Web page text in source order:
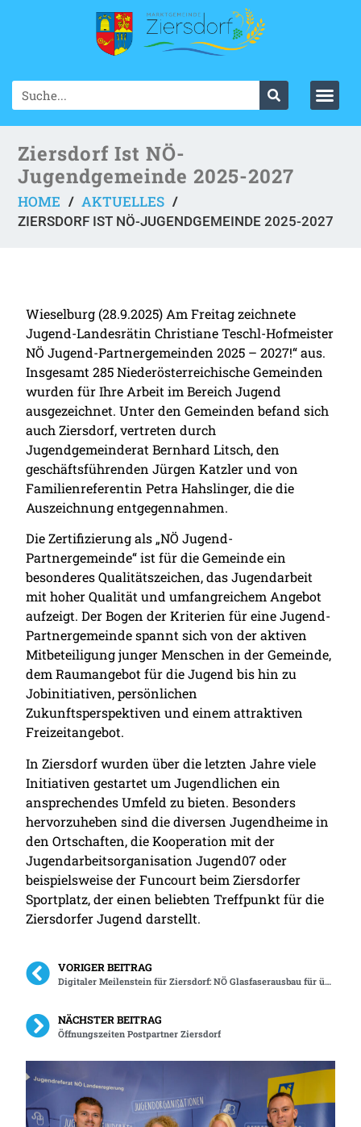
Ziersdorf Ist NÖ-
Jugendgemeinde 2025-2027
HOME / AKTUELLES /
ZIERSDORF IST NÖ-JUGENDGEMEINDE 2025-2027
Wieselburg (28.9.2025) Am Freitag zeichnete
Jugend-Landesrätin Christiane Teschl-Hofmeister
NÖ Jugend-Partnergemeinden 2025 – 2027!“ aus.
Insgesamt 285 Niederösterreichische Gemeinden
wurden für Ihre Arbeit im Bereich Jugend
ausgezeichnet. Unter den Gemeinden befand sich
auch Ziersdorf, vertreten durch
Jugendgemeinderat Bernhard Litsch, den
geschäftsführenden Jürgen Katzler und von
Familienreferentin Petra Hahslinger, die die
Auszeichnung entgegennahmen.
Die Zertifizierung als „NÖ Jugend-
Partnergemeinde“ ist für die Gemeinde ein
besonderes Qualitätszeichen, das Jugendarbeit
mit hoher Qualität und umfangreichem Angebot
aufzeigt. Der Bogen der Kriterien für eine Jugend-
Partnergemeinde spannt sich von der aktiven
Mitbeteiligung junger Menschen in der Gemeinde,
dem Raumangebot für die Jugend bis hin zu
Jobinitiativen, persönlichen
Zukunftsperspektiven und einem attraktiven
Freizeitangebot.
In Ziersdorf wurden über die letzten Jahre viele
Initiativen gestartet um Jugendlichen ein
ansprechendes Umfeld zu bieten. Besonders
hervorzuheben sind die diversen Jugendheime in
den Ortschaften, die Kooperation mit der
Jugendarbeitsorganisation Jugend07 oder
beispielsweise der Funcourt beim Ziersdorfer
Sportplatz, der einen beliebten Treffpunkt für die
Ziersdorfer Jugend darstellt.
VORIGER BEITRAG
Digitaler Meilenstein für Ziersdorf: NÖ Glasfaserausbau für über 1.600 Haushalte gestartet
NÄCHSTER BEITRAG
Öffnungszeiten Postpartner Ziersdorf